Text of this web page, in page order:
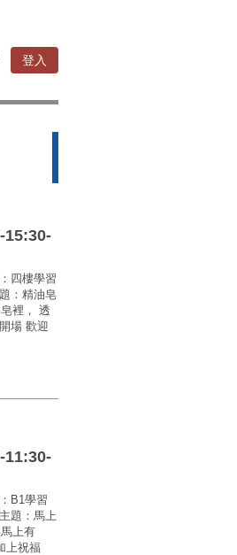
登入
15:30-
四樓學習
：精油皂
裡， 透
場 歡迎
11:30-
B1學習
題：馬上
上有
上祝福